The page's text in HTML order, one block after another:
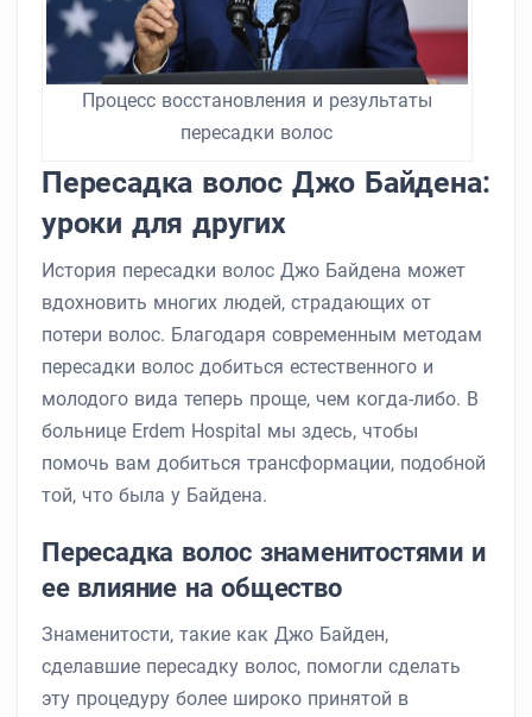
Процесс восстановления и результаты
пересадки волос
Пересадка волос Джо Байдена:
уроки для других
История пересадки волос Джо Байдена может
вдохновить многих людей, страдающих от
потери волос. Благодаря современным методам
пересадки волос добиться естественного и
молодого вида теперь проще, чем когда-либо. В
больнице Erdem Hospital мы здесь, чтобы
помочь вам добиться трансформации, подобной
той, что была у Байдена.
Пересадка волос знаменитостями и
ее влияние на общество
Знаменитости, такие как Джо Байден,
сделавшие пересадку волос, помогли сделать
эту процедуру более широко принятой в